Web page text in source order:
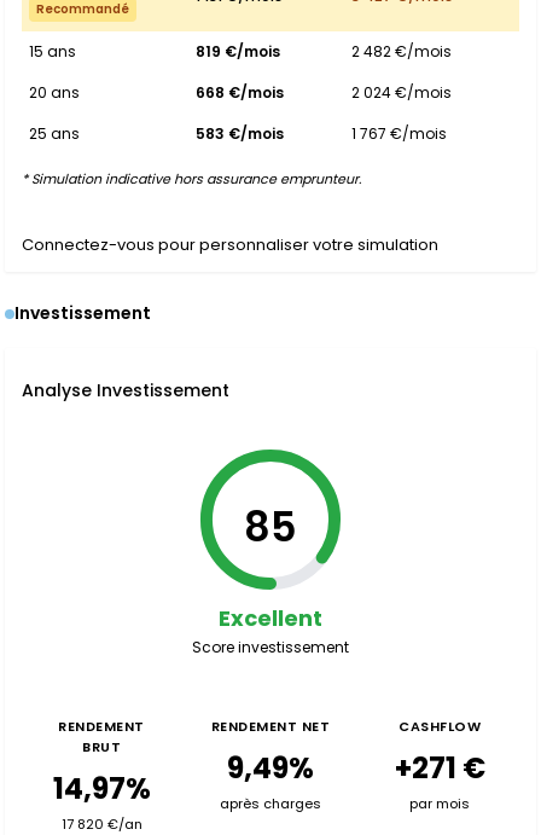
Recommandé
15 ans 819 €/mois
2 482 €/mois
20 ans
668 €/mois
2 024 €/mois
25 ans
583 €/mois 1 767 €/mois
* Simulation indicative hors assurance emprunteur.
Connectez-vous pour personnaliser votre simulation
Investissement
Analyse Investissement
85
Excellent
Score investissement
RENDEMENT
BRUT
14,97%
17 820 €/an
RENDEMENT NET
9,49%
après charges
CASHFLOW
+271 €
par mois